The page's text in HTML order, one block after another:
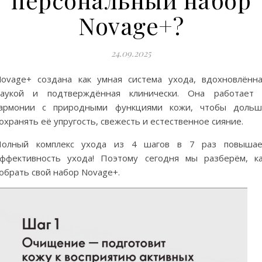
Novage+?
24.09.2025
создана как умная система ухода,
и подтверждённая клинически. Она работает
с природными функциями кожи, чтобы
её упругость, свежесть и естественное сияние.
комплекс ухода из 4 шагов в 7 раз
ухода! Поэтому сегодня мы разберём,
свой набор Novage+.